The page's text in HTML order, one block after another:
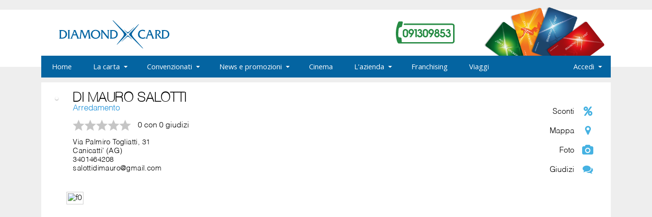
Home La carta Convenzionati News e promozioni Cinema L'azienda Franchising Viaggi Accedi
DI MAURO SALOTTI
Arredamento
0 con 0 giudizi
Via Palmiro Togliatti, 31
Canicatti' (AG)
3401464208
salottidimauro@gmail.com
Sconti
Mappa
Foto
Giudizi